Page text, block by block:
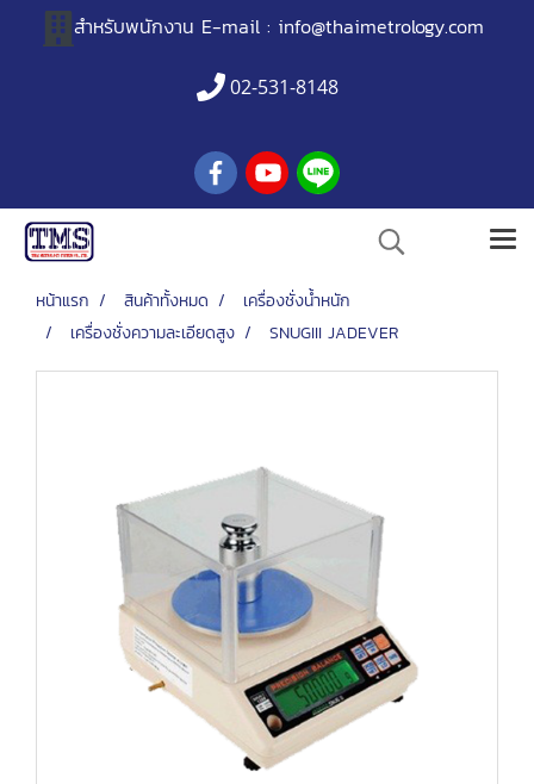
สำหรับพนักงาน E-mail : info@thaimetrology.com
02-531-8148
หน้าแรก สินค้าทั้งหมด
เครื่องชั่งน้ำหนัก
เครื่องชั่งความละเอียดสูง
SNUGIII JADEVER